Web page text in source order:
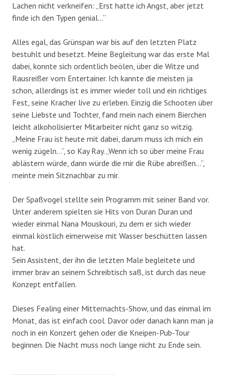
Lachen nicht verkneifen: „Erst hatte ich Angst, aber jetzt
finde ich den Typen genial…“
Alles egal, das Grünspan war bis auf den letzten Platz
bestuhlt und besetzt. Meine Begleitung war das erste Mal
dabei, konnte sich ordentlich beölen, über die Witze und
Rausreißer vom Entertainer. Ich kannte die meisten ja
schon, allerdings ist es immer wieder toll und ein richtiges
Fest, seine Kracher live zu erleben. Einzig die Schooten über
seine Liebste und Tochter, fand mein nach einem Bierchen
leicht alkoholisierter Mitarbeiter nicht ganz so witzig.
„Meine Frau ist heute mit dabei, darum muss ich mich ein
wenig zügeln…“, so Kay Ray. „Wenn ich so über meine Frau
ablästern würde, dann würde die mir die Rübe abreißen…“,
meinte mein Sitznachbar zu mir.
Der Spaßvogel stellte sein Programm mit seiner Band vor.
Unter anderem spielten sie Hits von Duran Duran und
wieder einmal Nana Mouskouri, zu dem er sich wieder
einmal köstlich eimerweise mit Wasser beschütten lassen
hat.
Sein Assistent, der ihn die letzten Male begleitete und
immer brav an seinem Schreibtisch saß, ist durch das neue
Konzept entfallen.
Dieses Fealing einer Mitternachts-Show, und das einmal im
Monat, das ist einfach cool. Davor oder danach kann man ja
noch in ein Konzert gehen oder die Kneipen-Pub-Tour
beginnen. Die Nacht muss noch lange nicht zu Ende sein.